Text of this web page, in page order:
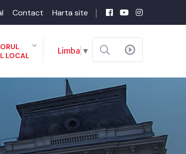
Contact Harta site
LOCAL
Limba ▼